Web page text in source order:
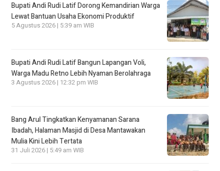
Bupati Andi Rudi Latif Dorong Kemandirian Warga
Lewat Bantuan Usaha Ekonomi Produktif
5 Agustus 2026 | 5:39 am WIB
Bupati Andi Rudi Latif Bangun Lapangan Voli,
Warga Madu Retno Lebih Nyaman Berolahraga
3 Agustus 2026 | 12:32 pm WIB
Bang Arul Tingkatkan Kenyamanan Sarana
Ibadah, Halaman Masjid di Desa Mantawakan
Mulia Kini Lebih Tertata
31 Juli 2026 | 5:49 am WIB